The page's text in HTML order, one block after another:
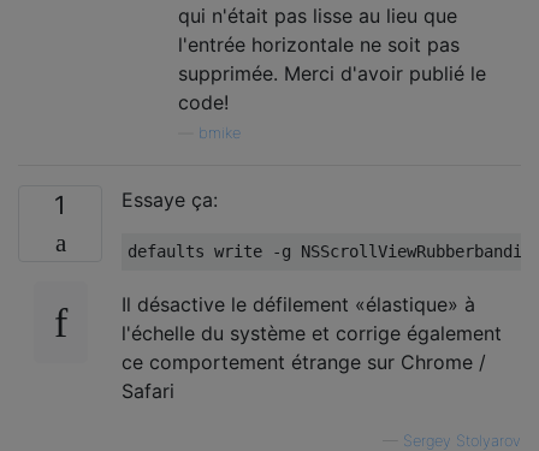
qui n'était pas lisse au lieu que
l'entrée horizontale ne soit pas
supprimée. Merci d'avoir publié le
code!
bmike
1 Essaye ça:
Il désactive le défilement «élastique» à
l'échelle du système et corrige également
ce comportement étrange sur Chrome /
Safari
Sergey Stolyarov